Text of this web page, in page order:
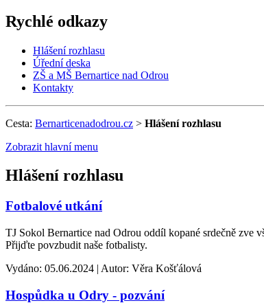
Rychlé odkazy
Hlášení rozhlasu
Úřední deska
ZŠ a MŠ Bernartice nad Odrou
Kontakty
Cesta: Bernarticenadodrou.cz > Hlášení rozhlasu
Zobrazit hlavní menu
Hlášení rozhlasu
Fotbalové utkání
TJ Sokol Bernartice nad Odrou oddíl kopané srdečně zve
Přijďte povzbudit naše fotbalisty.
Vydáno: 05.06.2024 | Autor: Věra Košťálová
Hospůdka u Odry - pozvání